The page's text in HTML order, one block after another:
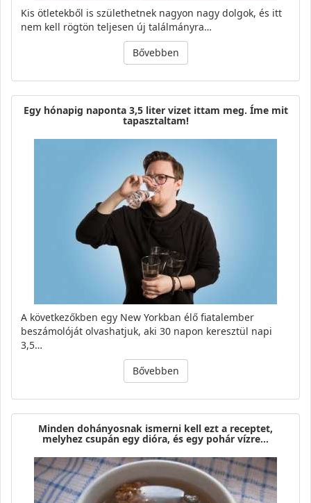
Kis ötletekből is születhetnek nagyon nagy dolgok, és itt
nem kell rögtön teljesen új találmányra…
Bővebben
Egy hónapig naponta 3,5 liter vizet ittam meg. Íme mit
tapasztaltam!
A következőkben egy New Yorkban élő fiatalember
beszámolóját olvashatjuk, aki 30 napon keresztül napi
3,5…
Bővebben
Minden dohányosnak ismerni kell ezt a receptet,
melyhez csupán egy dióra, és egy pohár vízre…